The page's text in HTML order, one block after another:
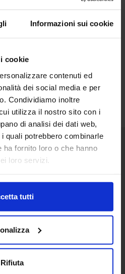
Informazioni sui cookie
cookie
contenuti ed
dei social media e per
Condividiamo inoltre
utilizza il nostro sito con i
di analisi dei dati web,
quali potrebbero combinarle
fornito loro o che hanno
loro servizi.
tutti
Rifiuta
srl
Milano | Italia
02.332039460